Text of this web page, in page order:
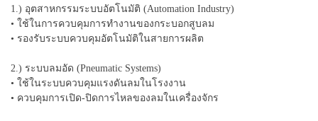
1.) อุตสาหกรรมระบบอัตโนมัติ (Automation Industry)
• ใช้ในการควบคุมการทำงานของกระบอกสูบลม
• รองรับระบบควบคุมอัตโนมัติในสายการผลิต
2.) ระบบลมอัด (Pneumatic Systems)
• ใช้ในระบบควบคุมแรงดันลมในโรงงาน
• ควบคุมการเปิด-ปิดการไหลของลมในเครื่องจักร